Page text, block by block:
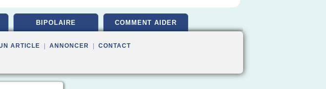
BIPOLAIRE COMMENT AIDER
ARTICLE ANNONCER CONTACT